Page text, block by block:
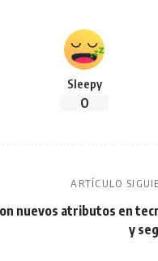
Sleepy
0
ARTÍCULO
nuevos atributos en
y